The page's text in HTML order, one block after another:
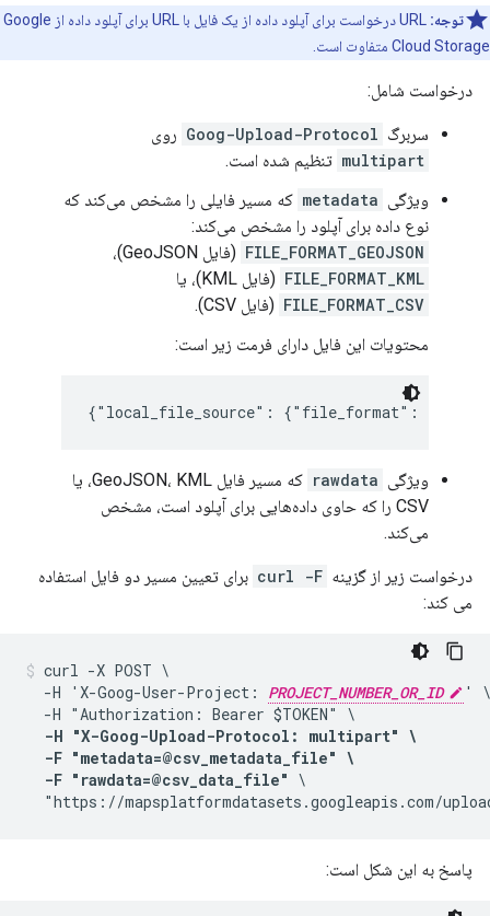
توجه:
URL درخواست برای آپلود داده از یک فایل با URL برای آپلود داده از Google
Cloud Storage متفاوت است.
درخواست شامل:
سربرگ Goog-Upload-Protocol روی
multipart تنظیم شده است.
ویژگی metadata که مسیر فایلی را مشخص می‌کند که
نوع داده برای آپلود را مشخص می‌کند:
FILE_FORMAT_GEOJSON (فایل GeoJSON)،
FILE_FORMAT_KML (فایل KML)، یا
FILE_FORMAT_CSV (فایل CSV).
محتویات این فایل دارای فرمت زیر است:
{"local_file_source": {"file_format":
ویژگی rawdata
که مسیر فایل GeoJSON، KML، یا
CSV را که حاوی داده‌هایی برای آپلود است، مشخص
می‌کند.
درخواست زیر از گزینه curl -F برای تعیین مسیر دو فایل استفاده
می کند:
curl -X POST \
  -H 'X-Goog-User-Project:
PROJECT_NUMBER_OR_ID
' \
  -H "Authorization: Bearer $TOKEN" \
-H "X-Goog-Upload-Protocol: multipart" \
  -F "metadata=@csv_metadata_file" \
  -F "rawdata=@csv_data_file"
\
"https://mapsplatformdatasets.googleapis.com/
پاسخ به این شکل است: